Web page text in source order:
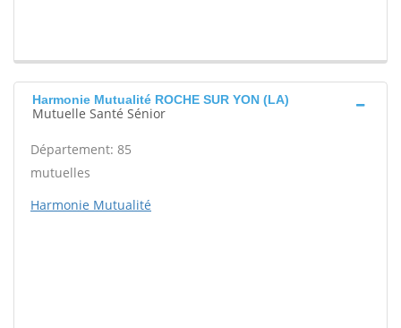
Harmonie Mutualité ROCHE SUR YON (LA)
Mutuelle Santé Sénior
Département: 85
mutuelles
Harmonie Mutualité